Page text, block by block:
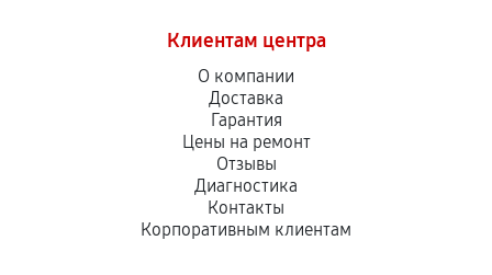
Клиентам центра
О компании
Доставка
Гарантия
Цены на ремонт
Отзывы
Диагностика
Контакты
Корпоративным клиентам